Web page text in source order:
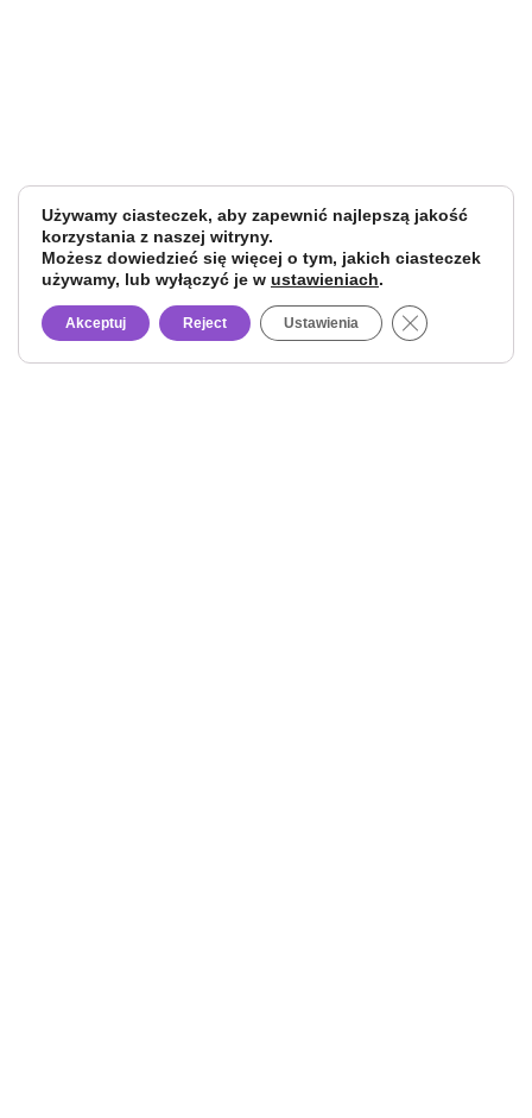
Używamy ciasteczek, aby zapewnić najlepszą jakość
korzystania z naszej witryny.
Możesz dowiedzieć się więcej o tym, jakich ciasteczek
używamy, lub wyłączyć je w ustawieniach.
Akceptuj Reject Ustawienia Close GDPR